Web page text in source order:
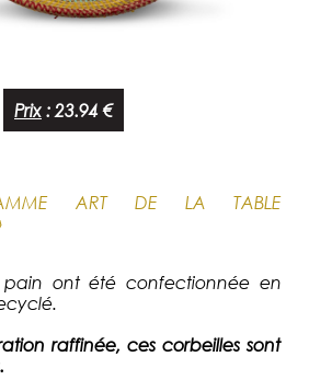
Prix : 23.94 €
ART DE LA TABLE
ont été confectionnée en
raffinée, ces corbeilles sont